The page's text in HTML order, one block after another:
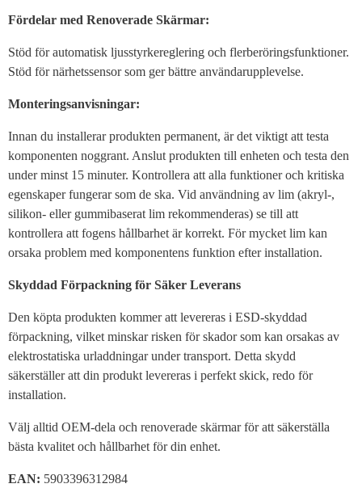
Fördelar med Renoverade Skärmar:
Stöd för automatisk ljusstyrkereglering och flerberöringsfunktioner.
Stöd för närhetssensor som ger bättre användarupplevelse.
Monteringsanvisningar:
Innan du installerar produkten permanent, är det viktigt att testa
komponenten noggrant. Anslut produkten till enheten och testa den
under minst 15 minuter. Kontrollera att alla funktioner och kritiska
egenskaper fungerar som de ska. Vid användning av lim (akryl-,
silikon- eller gummibaserat lim rekommenderas) se till att
kontrollera att fogens hållbarhet är korrekt. För mycket lim kan
orsaka problem med komponentens funktion efter installation.
Skyddad Förpackning för Säker Leverans
Den köpta produkten kommer att levereras i ESD-skyddad
förpackning, vilket minskar risken för skador som kan orsakas av
elektrostatiska urladdningar under transport. Detta skydd
säkerställer att din produkt levereras i perfekt skick, redo för
installation.
Välj alltid OEM-dela och renoverade skärmar för att säkerställa
bästa kvalitet och hållbarhet för din enhet.
EAN: 5903396312984